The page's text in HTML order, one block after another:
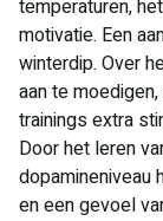
temperaturen,
motivatie. Een
winterdip. Over
aan te
trainings extra
Door het leren
dopamineniveau
en een gevoel